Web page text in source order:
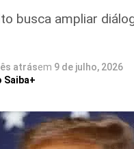
busca ampliar
atrásem 9 de julho, 2026
Saiba+